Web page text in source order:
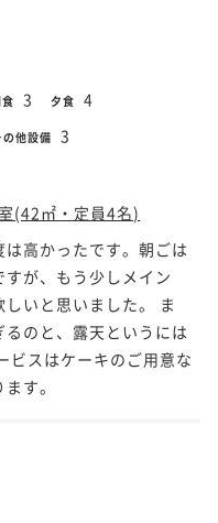
3 夕食 4
の他設備 3
(42㎡・定員4名)
高かったです。朝ごは
が、もう少しメイン
しいと思いました。 ま
のと、露天というには
ビスはケーキのご用意な
す。